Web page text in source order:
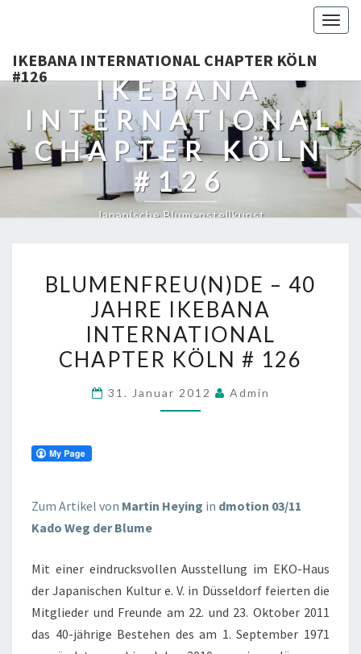
IKEBANA INTERNATIONAL CHAPTER KÖLN
#126
IKEBANA
INTERNATIONAL
CHAPTER KÖLN
#126
Japanische Blumenstellkunst
–
40
JAHRE
IKEBANA
CHAPTER
BLUMENFREU(N)DE – 40
JAHRE IKEBANA
INTERNATIONAL
CHAPTER KÖLN # 126
31. Januar 2012 Admin
Zum Artikel von Martin Heying in dmotion 03/11
Kado Weg der Blume
Mit einer eindrucksvollen Ausstellung im EKO-Haus
der Japanischen Kultur e. V. in Düsseldorf feierten die
Mitglieder und Freunde am 22. und 23. Oktober 2011
das 40-jährige Bestehen des am 1. September 1971